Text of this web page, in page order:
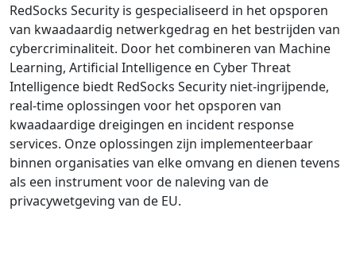
RedSocks Security is gespecialiseerd in het opsporen
van kwaadaardig netwerkgedrag en het bestrijden van
cybercriminaliteit. Door het combineren van Machine
Learning, Artificial Intelligence en Cyber Threat
Intelligence biedt RedSocks Security niet-ingrijpende,
real-time oplossingen voor het opsporen van
kwaadaardige dreigingen en incident response
services. Onze oplossingen zijn implementeerbaar
binnen organisaties van elke omvang en dienen tevens
als een instrument voor de naleving van de
privacywetgeving van de EU.